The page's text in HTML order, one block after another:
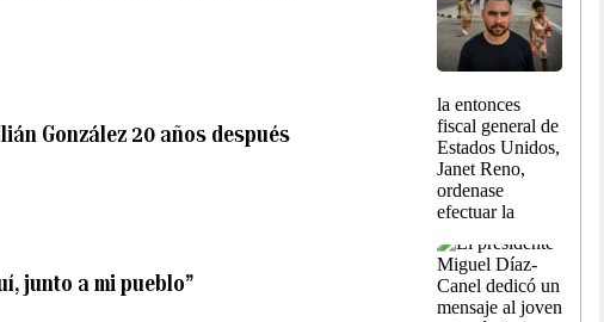
González 20 años después
junto a mi pueblo”